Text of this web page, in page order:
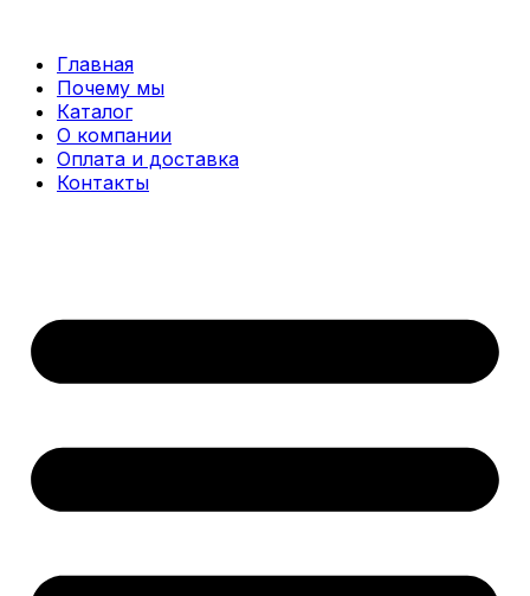
содержимому
Главная
Почему мы
Каталог
О компании
Оплата и доставка
Контакты